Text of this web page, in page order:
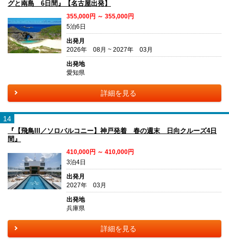
グと南島 6日間』【名古屋出発】
355,000円 ～ 355,000円
5泊6日
出発月
2026年 08月 ~ 2027年 03月
出発地
愛知県
詳細を見る
14
『【飛鳥III／ソロバルコニー】神戸発着 春の週末 日向クルーズ4日
間』
410,000円 ～ 410,000円
3泊4日
出発月
2027年 03月
出発地
兵庫県
詳細を見る